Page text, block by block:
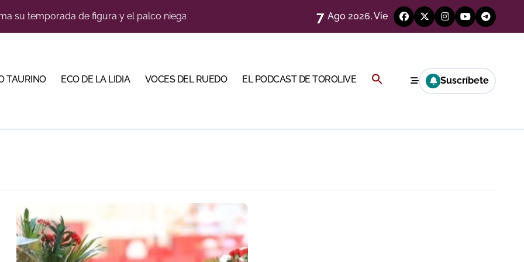
sobresale en una noche gris en Las Ventas
por los jóvenes con entradas desde un euro
7 Ago 2026, Vie
TAURINO ECO DE LA LIDIA VOCES DEL RUEDO EL PODCAST DE TOROLIVE Buscar: Suscríbete